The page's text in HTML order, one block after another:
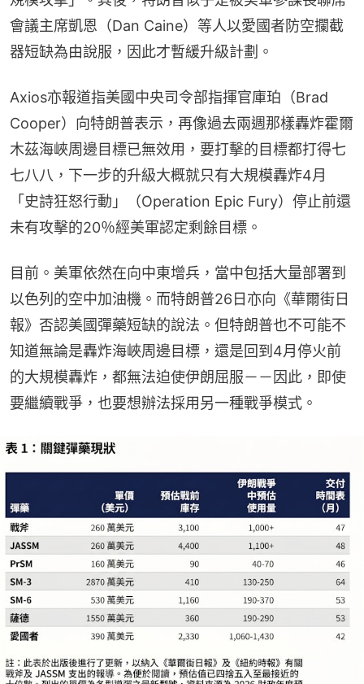
會議主席凱恩（Dan Caine）等人以愛國者防空攔截
器短缺為由說服，因此才暫緩升級計劃。
Cooper）向特朗普表示，再像過去兩週那樣轟炸霍爾
木茲海峽周邊目標已無效用，要打擊的目標都打得七
七八八，下一步的升級大概就只有大規模轟炸4月
「史詩狂怒行動」（Operation Epic Fury）停止前還
未有攻擊的20％經美軍認定剩餘目標。
以色列的空中加油機。而特朗普26日亦向《華爾街日
報》否認美國彈藥短缺的說法。但特朗普也不可能不
知道無論是轟炸海峽周邊目標，還是回到4月停火前
的大規模轟炸，都無法迫使伊朗屈服－－因此，即使
要繼續戰爭，也要想辦法採用另一種戰爭模式。